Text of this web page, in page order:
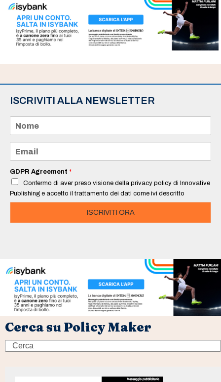
ISCRIVITI ALLA NEWSLETTER
m
e
a
i
*
GDPR Agreement *
Confermo di aver preso visione della privacy policy di Innovative
Publishing e accetto il trattamento dei dati come ivi descritto
ISCRIVITI ORA
Cerca su Policy Maker
Search